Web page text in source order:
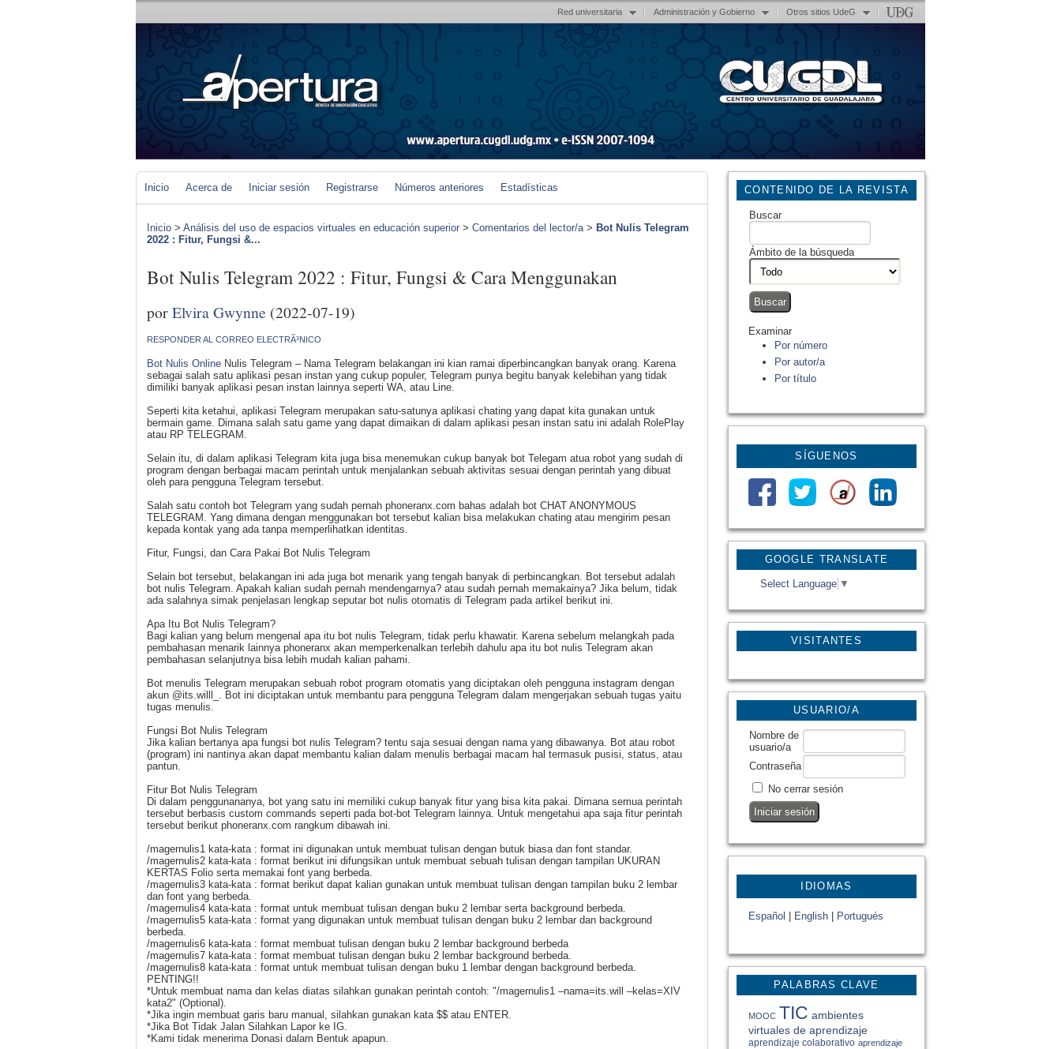
Red universitaria Administración y Gobierno Otros sitios UdeG
GOOGLE TRANSLATE
Select Language ▼
VISITANTES
CONTENIDO DE LA REVISTA
Buscar
Ámbito de la búsqueda
Examinar
Por número
Por autor/a
Por título
SÍGUENOS
USUARIO/A
Nombre de
usuario/a
Contraseña
No cerrar sesión
IDIOMAS
Español English Portugués
PALABRAS CLAVE
MOOC TIC ambientes
virtuales de aprendizaje
aprendizaje colaborativo aprendizaje
Inicio Acerca de Iniciar sesión Registrarse Números anteriores Estadísticas
Inicio > Análisis del uso de espacios virtuales en educación superior > Comentarios del lector/a> Bot Nulis Telegram
2022 : Fitur, Fungsi &...
Bot Nulis Telegram 2022 : Fitur, Fungsi & Cara Menggunakan
porElvira Gwynne (2022-07-19)
RESPONDER AL CORREO ELECTRÃ³NICO
Bot Nulis Online Nulis Telegram – Nama Telegram belakangan ini kian ramai diperbincangkan banyak orang. Karena
sebagai salah satu aplikasi pesan instan yang cukup populer, Telegram punya begitu banyak kelebihan yang tidak
dimiliki banyak aplikasi pesan instan lainnya seperti WA, atau Line.
Seperti kita ketahui, aplikasi Telegram merupakan satu-satunya aplikasi chating yang dapat kita gunakan untuk
bermain game. Dimana salah satu game yang dapat dimaikan di dalam aplikasi pesan instan satu ini adalah RolePlay
atau RP TELEGRAM.
Selain itu, di dalam aplikasi Telegram kita juga bisa menemukan cukup banyak bot Telegam atua robot yang sudah di
program dengan berbagai macam perintah untuk menjalankan sebuah aktivitas sesuai dengan perintah yang dibuat
oleh para pengguna Telegram tersebut.
Salah satu contoh bot Telegram yang sudah pernah phoneranx.com bahas adalah bot CHAT ANONYMOUS
TELEGRAM. Yang dimana dengan menggunakan bot tersebut kalian bisa melakukan chating atau mengirim pesan
kepada kontak yang ada tanpa memperlihatkan identitas.
Fitur, Fungsi, dan Cara Pakai Bot Nulis Telegram
Selain bot tersebut, belakangan ini ada juga bot menarik yang tengah banyak di perbincangkan. Bot tersebut adalah
bot nulis Telegram. Apakah kalian sudah pernah mendengarnya? atau sudah pernah memakainya? Jika belum, tidak
ada salahnya simak penjelasan lengkap seputar bot nulis otomatis di Telegram pada artikel berikut ini.
Apa Itu Bot Nulis Telegram?
Bagi kalian yang belum mengenal apa itu bot nulis Telegram, tidak perlu khawatir. Karena sebelum melangkah pada
pembahasan menarik lainnya phoneranx akan memperkenalkan terlebih dahulu apa itu bot nulis Telegram akan
pembahasan selanjutnya bisa lebih mudah kalian pahami.
Bot menulis Telegram merupakan sebuah robot program otomatis yang diciptakan oleh pengguna instagram dengan
akun @its.willl_. Bot ini diciptakan untuk membantu para pengguna Telegram dalam mengerjakan sebuah tugas yaitu
tugas menulis.
Fungsi Bot Nulis Telegram
Jika kalian bertanya apa fungsi bot nulis Telegram? tentu saja sesuai dengan nama yang dibawanya. Bot atau robot
(program) ini nantinya akan dapat membantu kalian dalam menulis berbagai macam hal termasuk pusisi, status, atau
pantun.
Fitur Bot Nulis Telegram
Di dalam penggunananya, bot yang satu ini memiliki cukup banyak fitur yang bisa kita pakai. Dimana semua perintah
tersebut berbasis custom commands seperti pada bot-bot Telegram lainnya. Untuk mengetahui apa saja fitur perintah
tersebut berikut phoneranx.com rangkum dibawah ini.
/magernulis1 kata-kata : format ini digunakan untuk membuat tulisan dengan butuk biasa dan font standar.
/magernulis2 kata-kata : format berikut ini difungsikan untuk membuat sebuah tulisan dengan tampilan UKURAN
KERTAS Folio serta memakai font yang berbeda.
/magernulis3 kata-kata : format berikut dapat kalian gunakan untuk membuat tulisan dengan tampilan buku 2 lembar
dan font yang berbeda.
/magernulis4 kata-kata : format untuk membuat tulisan dengan buku 2 lembar serta background berbeda.
/magernulis5 kata-kata : format yang digunakan untuk membuat tulisan dengan buku 2 lembar dan background
berbeda.
/magernulis6 kata-kata : format membuat tulisan dengan buku 2 lembar background berbeda
/magernulis7 kata-kata : format membuat tulisan dengan buku 2 lembar background berbeda.
/magernulis8 kata-kata : format untuk membuat tulisan dengan buku 1 lembar dengan background berbeda.
PENTING!!
*Untuk membuat nama dan kelas diatas silahkan gunakan perintah contoh: "/magernulis1 –nama=its.will –kelas=XIV
kata2" (Optional).
*Jika ingin membuat garis baru manual, silahkan gunakan kata $$ atau ENTER.
*Jika Bot Tidak Jalan Silahkan Lapor ke IG.
*Kami tidak menerima Donasi dalam Bentuk apapun.